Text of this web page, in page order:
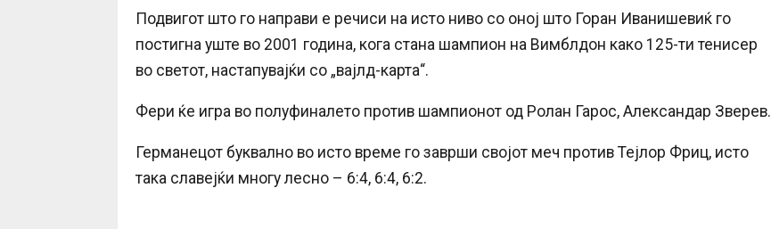
Подвигот што го направи е речиси на исто ниво со оној што Горан Иванишевиќ го
постигна уште во 2001 година, кога стана шампион на Вимблдон како 125-ти тенисер
во светот, настапувајќи со „вајлд-карта“.
Фери ќе игра во полуфиналето против шампионот од Ролан Гарос, Александар Зверев.
Германецот буквално во исто време го заврши својот меч против Тејлор Фриц, исто
така славејќи многу лесно – 6:4, 6:4, 6:2.